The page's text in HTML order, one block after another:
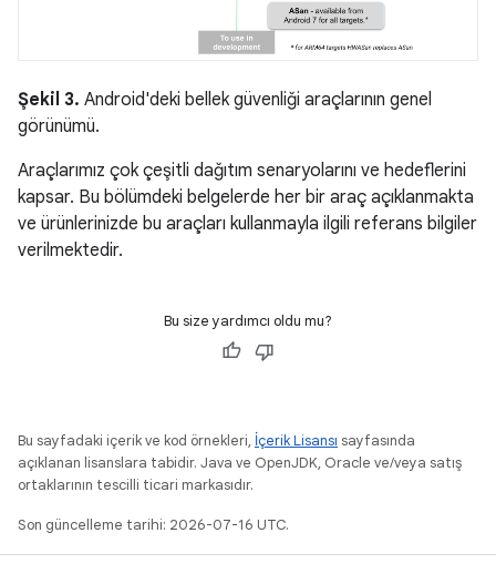
Şekil 3. Android'deki bellek güvenliği araçlarının genel
görünümü.
Araçlarımız çok çeşitli dağıtım senaryolarını ve hedeflerini
kapsar. Bu bölümdeki belgelerde her bir araç açıklanmakta
ve ürünlerinizde bu araçları kullanmayla ilgili referans bilgiler
verilmektedir.
Bu size yardımcı oldu mu?
Bu sayfadaki içerik ve kod örnekleri, İçerik Lisansı sayfasında
açıklanan lisanslara tabidir. Java ve OpenJDK, Oracle ve/veya satış
ortaklarının tescilli ticari markasıdır.
Son güncelleme tarihi: 2026-07-16 UTC.